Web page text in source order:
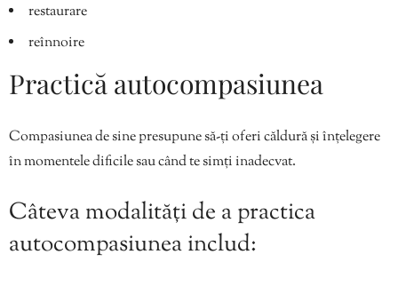
restaurare
reînnoire
Practică autocompasiunea
Compasiunea de sine presupune să-ți oferi căldură și înțelegere
în momentele dificile sau când te simți inadecvat.
Câteva modalități de a practica
autocompasiunea includ: